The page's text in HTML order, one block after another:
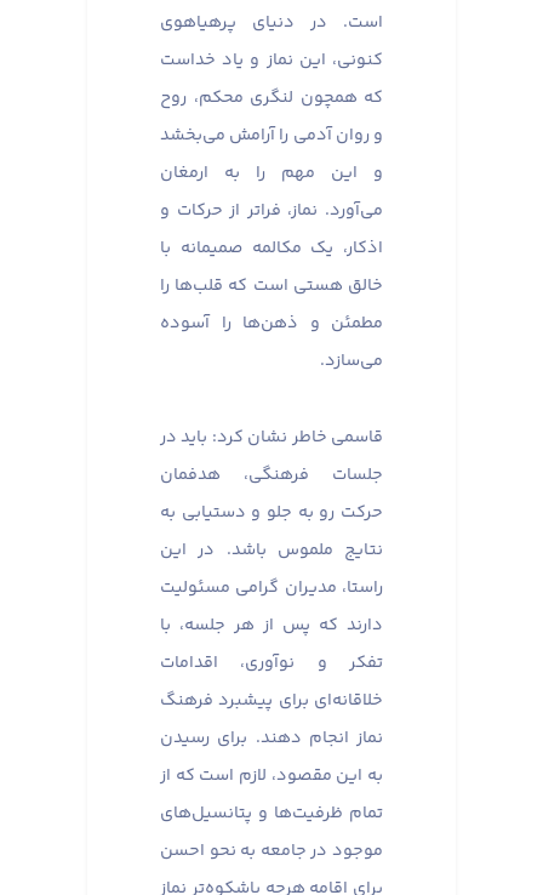
است. در دنیای پرهیاهوی
کنونی، این نماز و یاد خداست
که همچون لنگری محکم، روح
و روان آدمی را آرامش می‌بخشد
و این مهم را به ارمغان
می‌آورد. نماز، فراتر از حرکات و
اذکار، یک مکالمه صمیمانه با
خالق هستی است که قلب‌ها را
مطمئن و ذهن‌ها را آسوده
می‌سازد.
قاسمی خاطر نشان کرد: باید در
جلسات فرهنگی، هدفمان
حرکت رو به جلو و دستیابی به
نتایج ملموس باشد. در این
راستا، مدیران گرامی مسئولیت
دارند که پس از هر جلسه، با
تفکر و نوآوری، اقدامات
خلاقانه‌ای برای پیشبرد فرهنگ
نماز انجام دهند. برای رسیدن
به این مقصود، لازم است که از
تمام ظرفیت‌ها و پتانسیل‌های
موجود در جامعه به نحو احسن
برای اقامه هرچه باشکوه‌تر نماز